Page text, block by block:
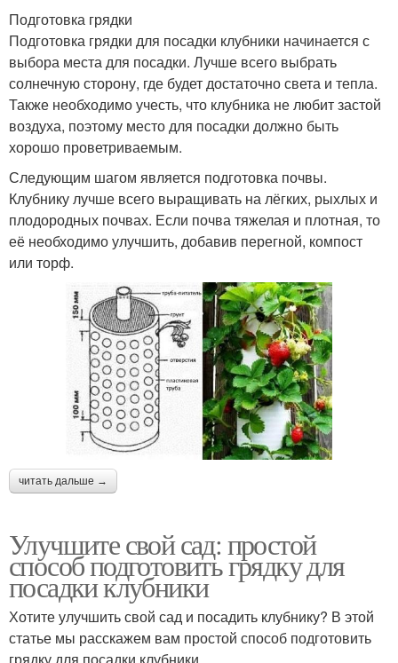
Подготовка грядки
Подготовка грядки для посадки клубники начинается с
выбора места для посадки. Лучше всего выбрать
солнечную сторону, где будет достаточно света и тепла.
Также необходимо учесть, что клубника не любит застой
воздуха, поэтому место для посадки должно быть
хорошо проветриваемым.
Следующим шагом является подготовка почвы.
Клубнику лучше всего выращивать на лёгких, рыхлых и
плодородных почвах. Если почва тяжелая и плотная, то
её необходимо улучшить, добавив перегной, компост
или торф.
читать дальше →
Улучшите свой сад: простой
способ подготовить грядку для
посадки клубники
Хотите улучшить свой сад и посадить клубнику? В этой
статье мы расскажем вам простой способ подготовить